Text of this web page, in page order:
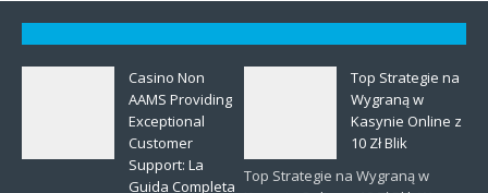
Casino Non
AAMS Providing
Exceptional
Customer
Support: La
Guida Completa
Top Strategie na
Wygraną w
Kasynie Online z
10 Zł Blik
Top Strategie na Wygraną w